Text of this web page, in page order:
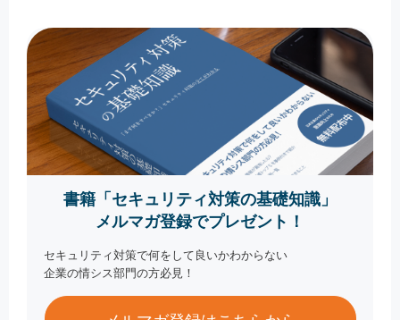
書籍「セキュリティ対策の基礎知識」
メルマガ登録でプレゼント！
セキュリティ対策で何をして良いかわからない
企業の情シス部門の方必見！